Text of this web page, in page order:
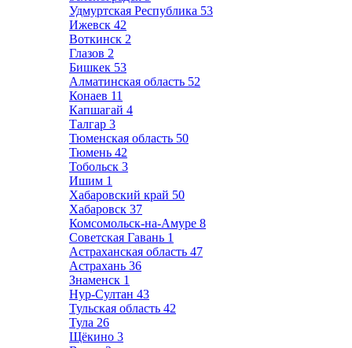
Удмуртская Республика 53
Ижевск 42
Воткинск 2
Глазов 2
Бишкек 53
Алматинская область 52
Конаев 11
Капшагай 4
Талгар 3
Тюменская область 50
Тюмень 42
Тобольск 3
Ишим 1
Хабаровский край 50
Хабаровск 37
Комсомольск-на-Амуре 8
Советская Гавань 1
Астраханская область 47
Астрахань 36
Знаменск 1
Нур-Султан 43
Тульская область 42
Тула 26
Щёкино 3